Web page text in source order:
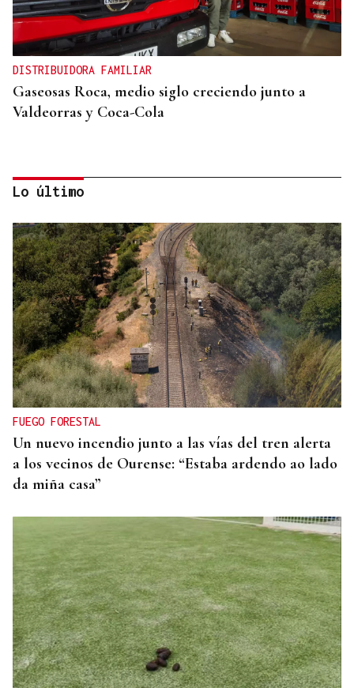
DISTRIBUIDORA FAMILIAR
Gaseosas Roca, medio siglo creciendo junto a
Valdeorras y Coca-Cola
IMPULSO AL TEJIDO EMPRESARIAL
La Asociación Empresarial de Valdeorras (AEVA)
continuará apostando por la formación tras el
verano
Lo último
FUEGO FORESTAL
Un nuevo incendio junto a las vías del tren alerta
a los vecinos de Ourense: “Estaba ardendo ao lado
da miña casa”